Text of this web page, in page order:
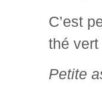
C’est
thé vert
Petite